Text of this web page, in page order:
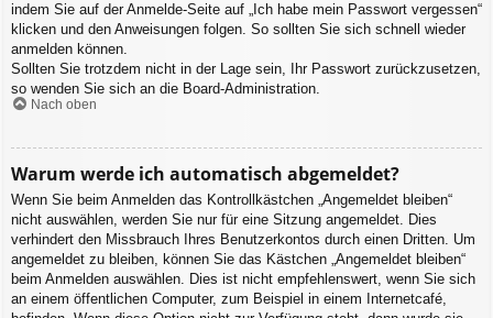
indem Sie auf der Anmelde-Seite auf „Ich habe mein Passwort vergessen“
klicken und den Anweisungen folgen. So sollten Sie sich schnell wieder
anmelden können.
Sollten Sie trotzdem nicht in der Lage sein, Ihr Passwort zurückzusetzen,
so wenden Sie sich an die Board-Administration.
Nach oben
Warum werde ich automatisch abgemeldet?
Wenn Sie beim Anmelden das Kontrollkästchen „Angemeldet bleiben“
nicht auswählen, werden Sie nur für eine Sitzung angemeldet. Dies
verhindert den Missbrauch Ihres Benutzerkontos durch einen Dritten. Um
angemeldet zu bleiben, können Sie das Kästchen „Angemeldet bleiben“
beim Anmelden auswählen. Dies ist nicht empfehlenswert, wenn Sie sich
an einem öffentlichen Computer, zum Beispiel in einem Internetcafé,